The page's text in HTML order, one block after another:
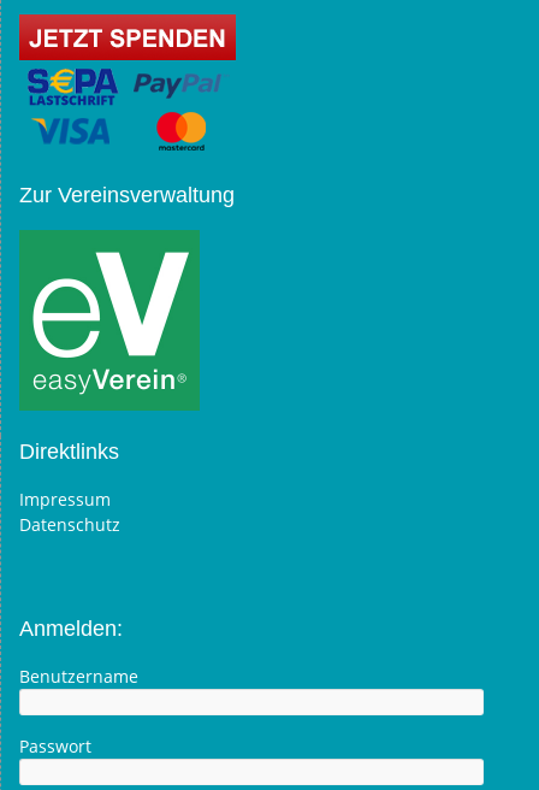
Zur Vereinsverwaltung
Direktlinks
Impressum
Datenschutz
Anmelden:
Benutzername
Passwort